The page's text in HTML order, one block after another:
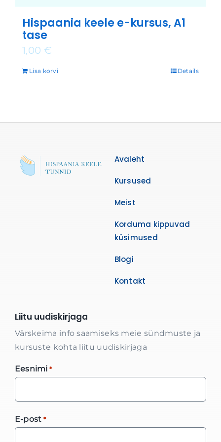
Hispaania keele e-kursus, A1
tase
1,00 €
Lisa korvi Details
Avaleht
Kursused
Meist
Korduma kippuvad
küsimused
Blogi
Kontakt
Liitu uudiskirjaga
Värskeima info saamiseks meie sündmuste ja
kursuste kohta liitu uudiskirjaga
Eesnimi *
E-post *